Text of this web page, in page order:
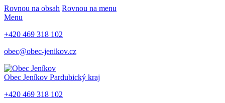
Rovnou na obsah Rovnou na menu
Menu
+420 469 318 102
obec@obec-jenikov.cz
Obec Jeníkov Pardubický kraj
+420 469 318 102